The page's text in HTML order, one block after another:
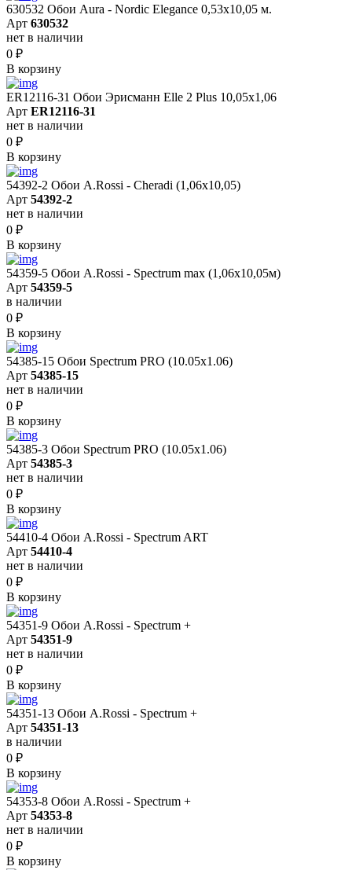
630532 Обои Aura - Nordic Elegance 0,53x10,05 м.
Арт 630532
нет в наличии
0 ₽
В корзину
ER12116-31 Обои Эрисманн Elle 2 Plus 10,05x1,06
Арт ER12116-31
нет в наличии
0 ₽
В корзину
54392-2 Обои A.Rossi - Cheradi (1,06x10,05)
Арт 54392-2
нет в наличии
0 ₽
В корзину
54359-5 Обои A.Rossi - Spectrum max (1,06x10,05м)
Арт 54359-5
в наличии
0 ₽
В корзину
54385-15 Обои Spectrum PRO (10.05х1.06)
Арт 54385-15
нет в наличии
0 ₽
В корзину
54385-3 Обои Spectrum PRO (10.05х1.06)
Арт 54385-3
нет в наличии
0 ₽
В корзину
54410-4 Обои A.Rossi - Spectrum ART
Арт 54410-4
нет в наличии
0 ₽
В корзину
54351-9 Обои A.Rossi - Spectrum +
Арт 54351-9
нет в наличии
0 ₽
В корзину
54351-13 Обои A.Rossi - Spectrum +
Арт 54351-13
в наличии
0 ₽
В корзину
54353-8 Обои A.Rossi - Spectrum +
Арт 54353-8
нет в наличии
0 ₽
В корзину